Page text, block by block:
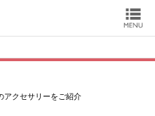
クセサリーをご紹介